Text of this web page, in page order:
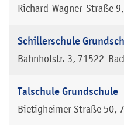
Richard-Wagner-Straße 9
Schillerschule
Bahnhofstr. 3 71522
Talschule Grundschule
Bietigheimer Straße 50